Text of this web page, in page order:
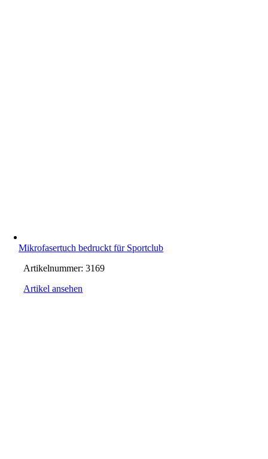
Mikrofasertuch bedruckt für Sportclub
Artikelnummer:3169
Artikel ansehen